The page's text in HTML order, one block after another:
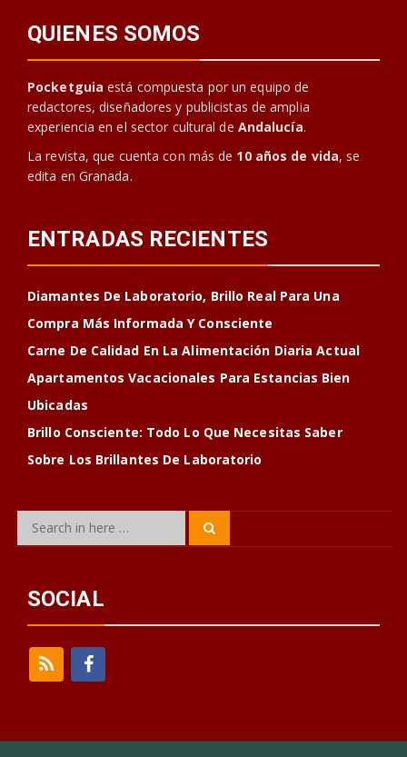
QUIENES SOMOS
Pocketguia está compuesta por un equipo de
redactores, diseñadores y publicistas de amplia
experiencia en el sector cultural de Andalucía.
La revista, que cuenta con más de 10 años de vida, se
edita en Granada.
ENTRADAS RECIENTES
Diamantes De Laboratorio, Brillo Real Para Una
Compra Más Informada Y Consciente
Carne De Calidad En La Alimentación Diaria Actual
Apartamentos Vacacionales Para Estancias Bien
Ubicadas
Brillo Consciente: Todo Lo Que Necesitas Saber
Sobre Los Brillantes De Laboratorio
Search
SOCIAL